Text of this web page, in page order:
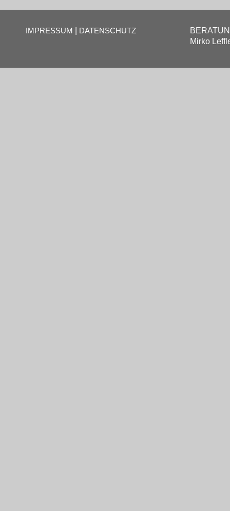
IMPRESSUM DATENSCHUTZ
Mirko